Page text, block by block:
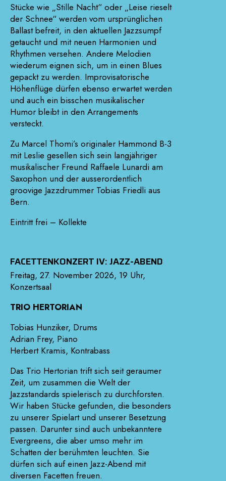
Stücke wie „Stille Nacht“ oder „Leise rieselt
der Schnee“ werden vom ursprünglichen
Ballast befreit, in den aktuellen Jazzsumpf
getaucht und mit neuen Harmonien und
Rhythmen versehen. Andere Melodien
wiederum eignen sich, um in einen Blues
gepackt zu werden. Improvisatorische
Höhenflüge dürfen ebenso erwartet werden
und auch ein bisschen musikalischer
Humor bleibt in den Arrangements
versteckt.
Zu Marcel Thomi’s originaler Hammond B-3
mit Leslie gesellen sich sein langjähriger
musikalischer Freund Raffaele Lunardi am
Saxophon und der ausserordentlich
groovige Jazzdrummer Tobias Friedli aus
Bern.
Eintritt frei – Kollekte
FACETTENKONZERT IV: JAZZ-ABEND
Freitag, 27. November 2026, 19 Uhr,
Konzertsaal
TRIO HERTORIAN
Tobias Hunziker, Drums
Adrian Frey, Piano
Herbert Kramis, Kontrabass
Das Trio Hertorian trift sich seit geraumer
Zeit, um zusammen die Welt der
Jazzstandards spielerisch zu durchforsten.
Wir haben Stücke gefunden, die besonders
zu unserer Spielart und unserer Besetzung
passen. Darunter sind auch unbekanntere
Evergreens, die aber umso mehr im
Schatten der berühmten leuchten. Sie
dürfen sich auf einen Jazz-Abend mit
diversen Facetten freuen.